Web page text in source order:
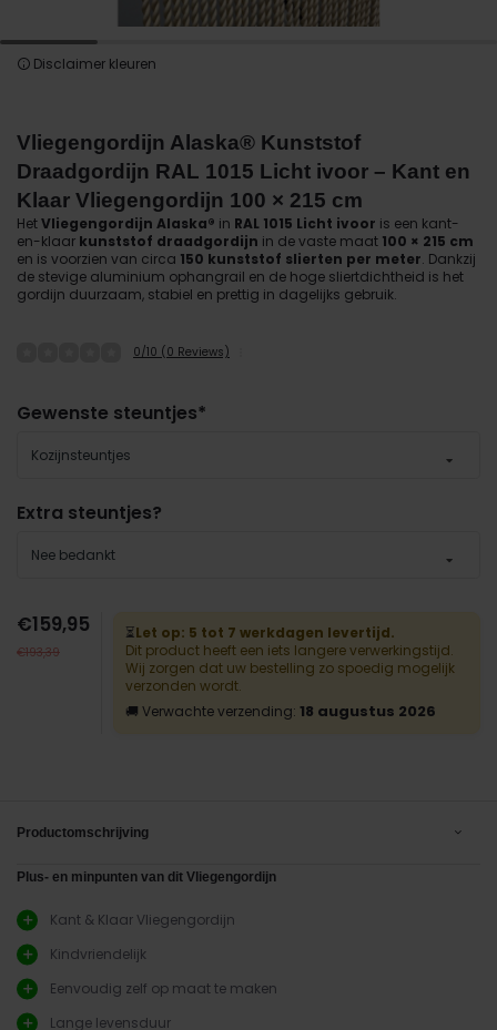
Disclaimer kleuren
Vliegengordijn Alaska® Kunststof
Draadgordijn RAL 1015 Licht ivoor – Kant en
Klaar Vliegengordijn 100 × 215 cm
HetVliegengordijn Alaska® in RAL 1015 Licht ivoor is een kant-
en-klaar kunststof draadgordijn in de vaste maat 100 × 215 cm
en is voorzien van circa 150 kunststof slierten per meter. Dankzij
de stevige aluminium ophangrail en de hoge sliertdichtheid is het
gordijn duurzaam, stabiel en prettig in dagelijks gebruik.
0/10 (0 Reviews)
Gewenste steuntjes*
Kozijnsteuntjes
Extra steuntjes?
Nee bedankt
€193,39
€159,95 ⏳Let op: 5 tot 7 werkdagen levertijd.
Dit product heeft een iets langere verwerkingstijd.
Wij zorgen dat uw bestelling zo spoedig mogelijk
verzonden wordt.
🚚 Verwachte verzending: 18 augustus 2026
Productomschrijving
Plus- en minpunten van dit Vliegengordijn
Kant & Klaar Vliegengordijn
Kindvriendelijk
Eenvoudig zelf op maat te maken
Lange levensduur